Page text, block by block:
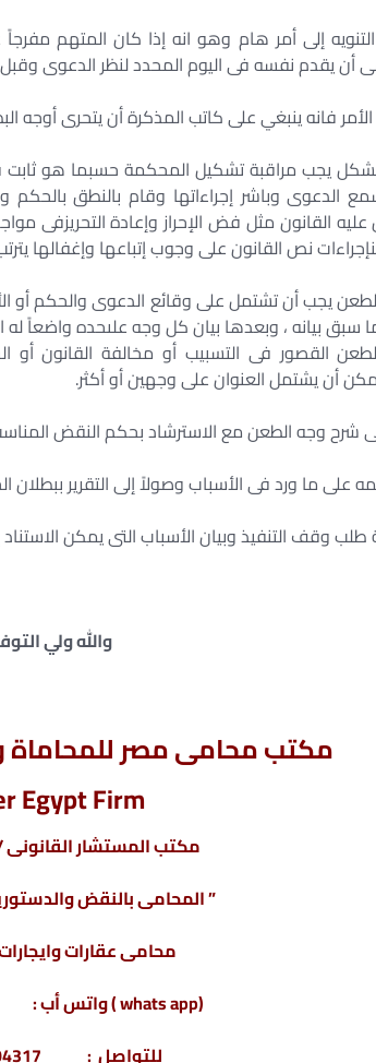
إلى أمر هام وهو انه إذا كان المتهم
أن يقدم نفسه فى اليوم المحدد لنظر الدعوى وقبل
الأمر فانه ينبغي على كاتب المذكرة أن يتحرى
يجب مراقبة تشكيل المحكمة حسبما هو
الدعوى وباشر إجراءاتها وقام بالنطق بالحكم
القانون مثل فض الإحراز وإعادة التحريزفى
نص القانون على وجوب إتباعها وإغفالها
يجب أن تشتمل على وقائع الدعوى والحكم أو
سبق بيانه ، وبعدها بيان كل وجه علىحده واضعاً له
القصور فى التسبيب أو مخالفة القانون أو
أن يشتمل العنوان على وجهين أو أكثر.
شرح وجه الطعن مع الاسترشاد بحكم النقض
على ما ورد فى الأسباب وصولاً إلى التقرير ببطلان
وقف التنفيذ وبيان الأسباب التى يمكن الاستناد
والله ولي
مكتب محامى مصر للمحاماة
Egypt Firm
مكتب المستشار
” المحامى بالنقض
محامى عقارات
(whats app ) واتس أب : 201220615243+
للتواصل : 201103004317+